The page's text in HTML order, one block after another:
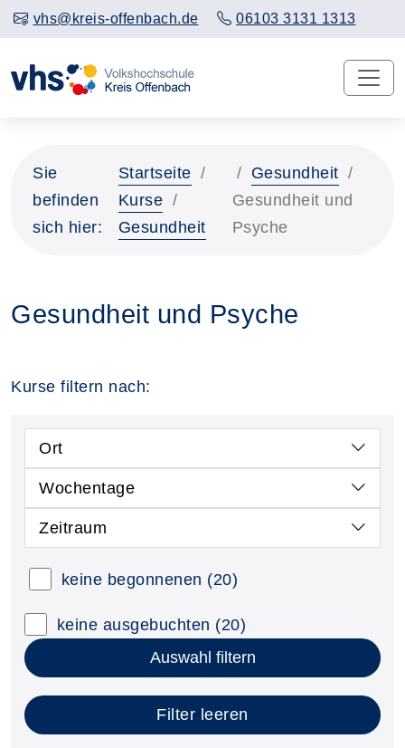
vhs@kreis-offenbach.de 06103 3131 1313
Sie
befinden
sich hier:
Startseite
Kurse
Gesundheit
Gesundheit
Gesundheit und
Psyche
Gesundheit und Psyche
Kurse filtern nach:
Ort
Wochentage
Zeitraum
keine begonnenen (20)
keine ausgebuchten (20)
Auswahl filtern
Filter leeren